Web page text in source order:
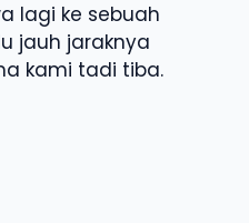
lagi ke sebuah
jauh jaraknya
kami tadi tiba.